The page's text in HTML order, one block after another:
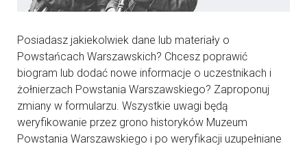
Posiadasz jakiekolwiek dane lub materiały o
Powstańcach Warszawskich? Chcesz poprawić
biogram lub dodać nowe informacje o uczestnikach i
żołnierzach Powstania Warszawskiego? Zaproponuj
zmiany w formularzu. Wszystkie uwagi będą
weryfikowanie przez grono historyków Muzeum
Powstania Warszawskiego i po weryfikacji uzupełniane